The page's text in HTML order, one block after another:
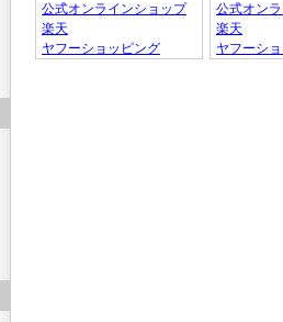
公式オンラインショップ
楽天
ヤフーショッピング
公式オン
楽天
ヤフーシ